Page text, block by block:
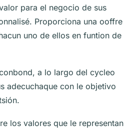
para el negocio de sus
Proporciona una ooffre
uno de ellos en funtion de
a lo largo del cycleo
adecuchaque con le objetivo
los valores que le representan